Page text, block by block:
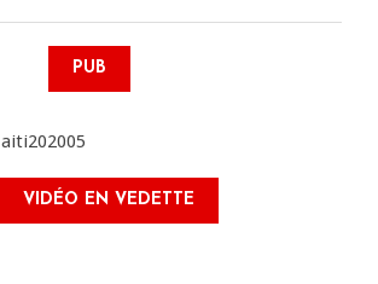
PUB
VIDÉO EN VEDETTE